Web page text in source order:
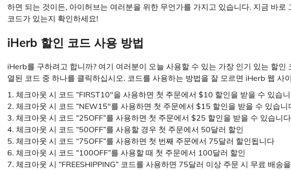
하면 되는 것이든, 아이허브는 여러분을 위한 무언가를 가지고 있습니다. 지금 바
코드가 있는지 확인하세요!
iHerb 할인 코드 사용 방법
iHerb를 구하려고 합니까? 여기 여러분이 오늘 사용할 수 있는 가장 인기 있는 할
열된 코드 중 하나를 클릭하십시오. 코드를 사용하는 방법을 잘 모르면 iHerb 웹 사
1. 체크아웃 시 코드 “FIRST10″을 사용하면 첫 주문에서 $10 할인을 받을 수 있습
2. 체크아웃 시 코드 “NEW15″를 사용하면 첫 주문에서 $15 할인을 받을 수 있습니
3. 체크아웃 시 코드 “25OFF”를 사용하면 첫 주문에서 $25 할인을 받을 수 있습니다
4. 체크아웃 시 코드 “50OFF”를 사용할 경우 첫 주문에서 50달러 할인
5. 체크아웃 시 코드 “75OFF”를 사용하면 첫 번째 주문에서 75달러 할인됩니다
6. 체크아웃 시 코드 “100OFF”를 사용할 때 첫 주문에서 100달러 할인
7. 체크아웃 시 “FREESHIPPING” 코드를 사용하면 75달러 이상 주문 시 무료 배송